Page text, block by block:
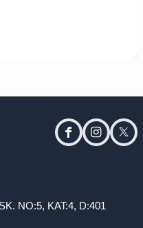
facebookinstagram
NO:5, KAT:4, D:401